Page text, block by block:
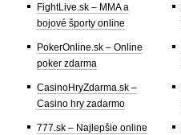
FightLive.sk – MMA a
bojové športy online
PokerOnline.sk – Online
poker zdarma
CasinoHryZdarma.sk –
Casino hry zadarmo
777.sk – Najlepšie online